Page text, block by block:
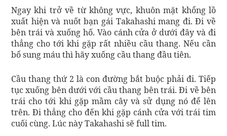
Ngay khi trở về từ không vực, khuôn mặt khổng lồ
xuất hiện và nuốt bạn gái Takahashi mang đi. Đi về
bên trái và xuống hố. Vào cánh cửa ở dưới đây và đi
thẳng cho tới khi gặp rất nhiều cầu thang. Nếu cần
bổ sung máu thì hãy xuống cầu thang đầu tiên.
Cầu thang thứ 2 là con đường bắt buộc phải đi. Tiếp
tục xuống bên dưới với cầu thang bên trái. Đi về bên
trái cho tới khi gặp mầm cây và sử dụng nó để lên
trên. Đi thẳng cho đến khi gặp cánh cửa với trái tim
cuối cùng. Lúc này Takahashi sẽ full tim.